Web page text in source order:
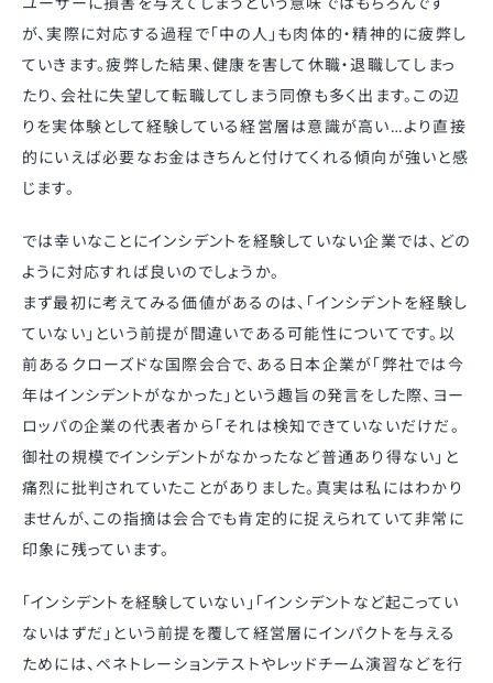
が、実際に対応する過程で「中の人」も肉体的・精神的に疲弊し
ていきます。疲弊した結果、健康を害して休職・退職してしまっ
たり、会社に失望して転職してしまう同僚も多く出ます。この辺
りを実体験として経験している経営層は意識が高い…より直接
的にいえば必要なお金はきちんと付けてくれる傾向が強いと感
じます。
では幸いなことにインシデントを経験していない企業では、どの
ように対応すれば良いのでしょうか。
まず最初に考えてみる価値があるのは、「インシデントを経験し
ていない」という前提が間違いである可能性についてです。以
前あるクローズドな国際会合で、ある日本企業が「弊社では今
年はインシデントがなかった」という趣旨の発言をした際、ヨー
ロッパの企業の代表者から「それは検知できていないだけだ。
御社の規模でインシデントがなかったなど普通あり得ない」と
痛烈に批判されていたことがありました。真実は私にはわかり
ませんが、この指摘は会合でも肯定的に捉えられていて非常に
印象に残っています。
「インシデントを経験していない」「インシデントなど起こってい
ないはずだ」という前提を覆して経営層にインパクトを与える
ためには、ペネトレーションテストやレッドチーム演習などを行